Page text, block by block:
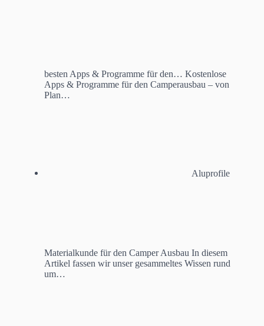
besten Apps & Programme für den… Kostenlose
Apps & Programme für den Camperausbau – von
Plan…
Aluprofile
Materialkunde für den Camper Ausbau In diesem
Artikel fassen wir unser gesammeltes Wissen rund
um…